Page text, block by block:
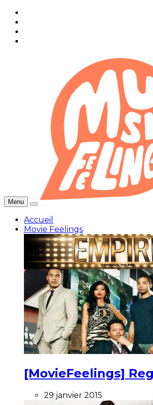
Menu
Accueil
Movie Feelings
[MovieFeelings]
29 janvier 2015